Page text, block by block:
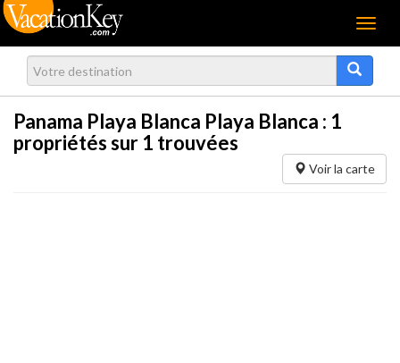
Menu
Panama Playa Blanca Playa Blanca : 1
propriétés sur 1 trouvées
Voir la carte